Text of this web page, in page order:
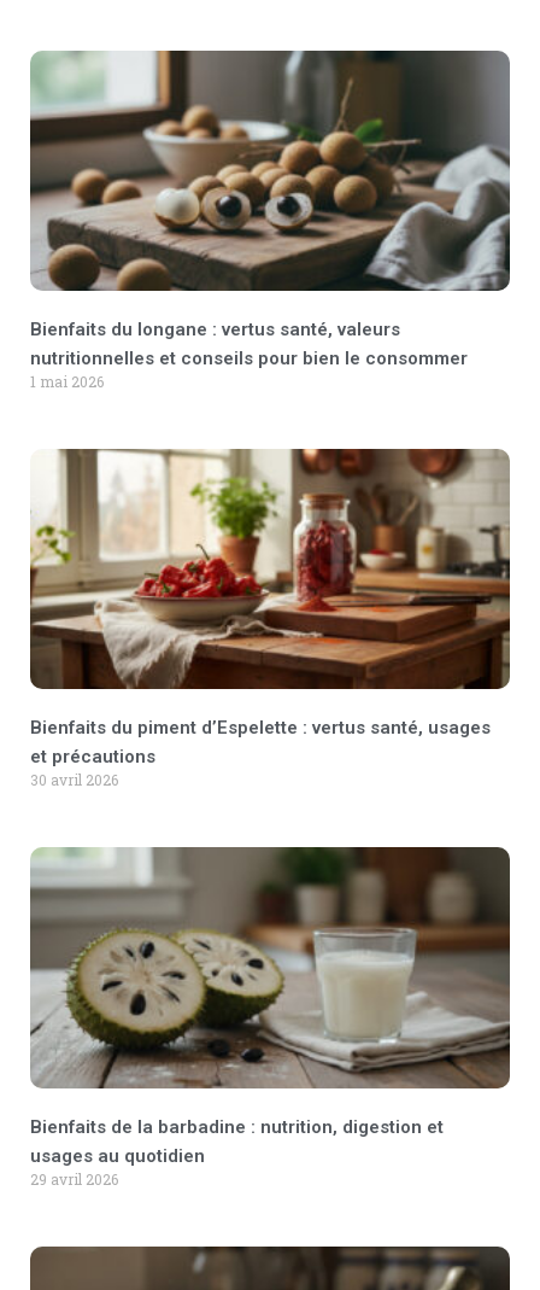
Bienfaits du longane : vertus santé, valeurs
nutritionnelles et conseils pour bien le consommer
1 mai 2026
Bienfaits du piment d’Espelette : vertus santé, usages
et précautions
30 avril 2026
Bienfaits de la barbadine : nutrition, digestion et
usages au quotidien
29 avril 2026